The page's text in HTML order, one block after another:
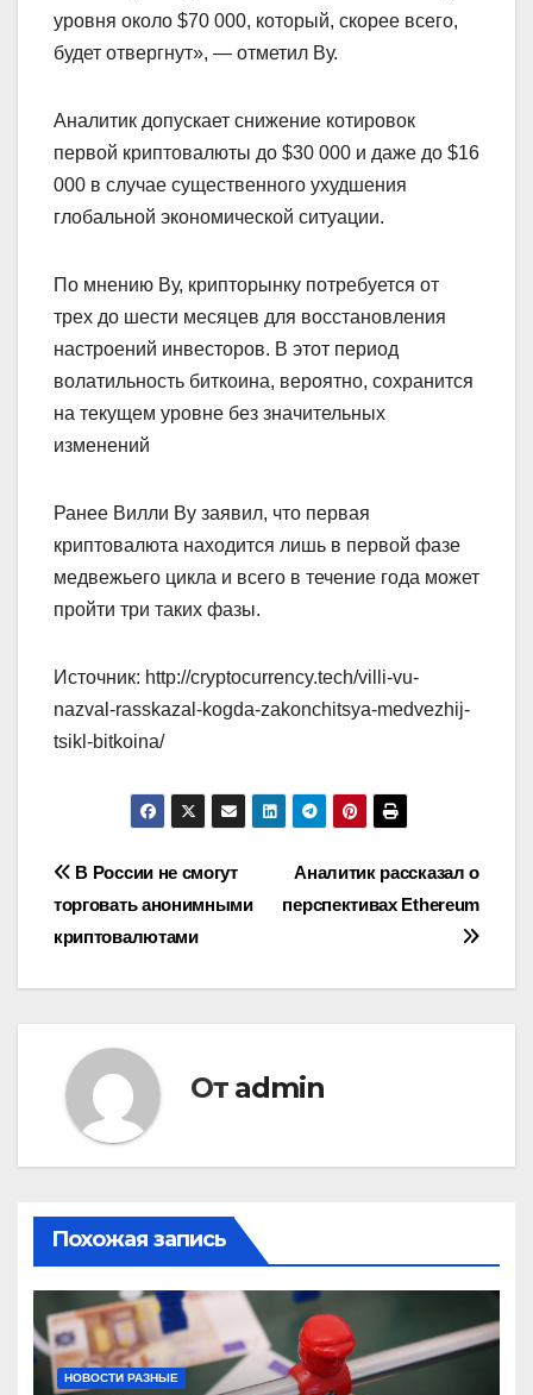
уровня около $70 000, который, скорее всего,
будет отвергнут», — отметил Ву.
Аналитик допускает снижение котировок
первой криптовалюты до $30 000 и даже до $16
000 в случае существенного ухудшения
глобальной экономической ситуации.
По мнению Ву, крипторынку потребуется от
трех до шести месяцев для восстановления
настроений инвесторов. В этот период
волатильность биткоина, вероятно, сохранится
на текущем уровне без значительных
изменений
Ранее Вилли Ву заявил, что первая
криптовалюта находится лишь в первой фазе
медвежьего цикла и всего в течение года может
пройти три таких фазы.
Источник: http://cryptocurrency.tech/villi-vu-
nazval-rasskazal-kogda-zakonchitsya-medvezhij-
tsikl-bitkoina/
Навигация
по
записям
Аналитик рассказал о
перспективах Ethereum
В России не смогут
торговать анонимными
криптовалютами
От admin
Похожая запись
НОВОСТИ РАЗНЫЕ